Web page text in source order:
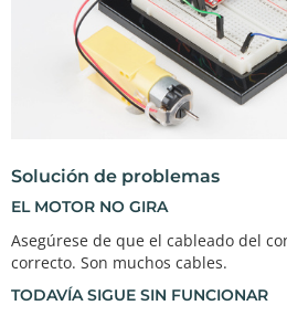
//custom function for braking
brake()
digitalWrite(DIR_A, LOW);
(DIR_B, LOW);
Solución de problemas
EL MOTOR NO GIRA
Asegúrese de que el cableado del
correcto. Son muchos cables.
TODAVÍA SIGUE SIN FUNCIONAR